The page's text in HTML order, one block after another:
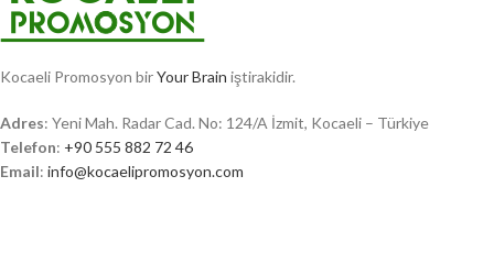
Kocaeli Promosyon birYour Brain iştirakidir.
Adres: Yeni Mah. Radar Cad. No: 124/A İzmit, Kocaeli – Türkiye
Telefon: +90 555 882 72 46
Email: info@kocaelipromosyon.com